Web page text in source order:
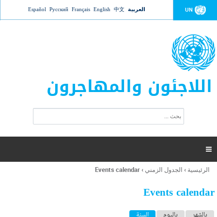
Jump to navigation UN العربية 中文
English
Français
Русский
Español
اللاجئون والمهاجرون
ت
ر
ل
ح
ب

أنت
هنا
الرئيسية › الجدول الزمني ›
Events calendar
Events calendar